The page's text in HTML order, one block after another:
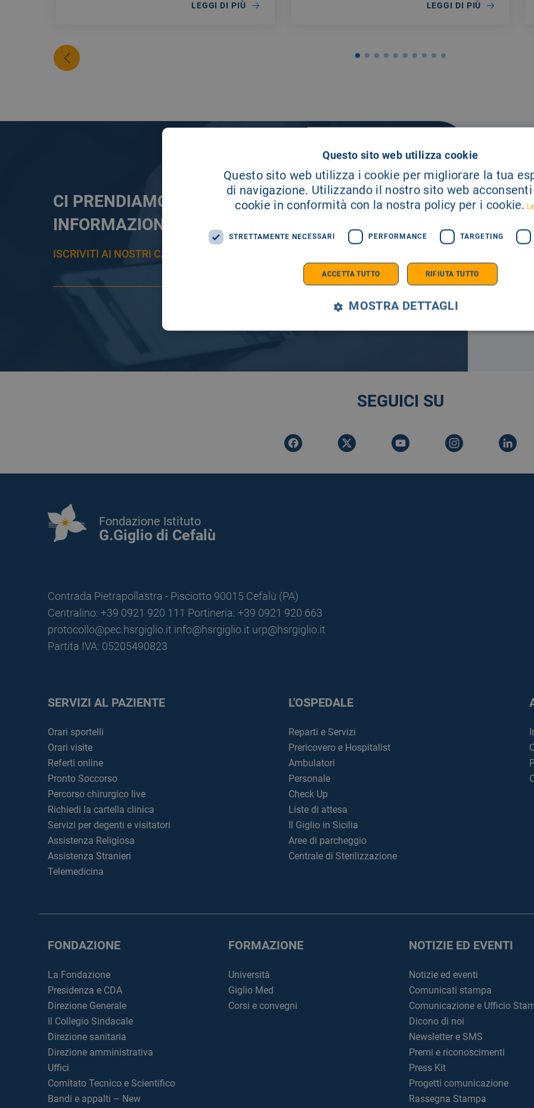
LEGGI DI PIÙ LEGGI DI PIÙ
CI PRENDIAMO CURA DELLA TUA
INFORMAZIONE
ISCRIVITI AI NOSTRI CANALI PER RESTARE SEMPRE AGGIORNATO
SEGUICI SU
Fondazione Istituto
G.Giglio di Cefalù
Contrada Pietrapollastra - Pisciotto 90015 Cefalù (PA)
Centralino: +39 0921 920 111 Portineria: +39 0921 920 663
protocollo@pec.hsrgiglio.it info@hsrgiglio.it urp@hsrgiglio.it
Partita IVA: 05205490823
SERVIZI AL PAZIENTE
Orari sportelli
Orari visite
Referti online
Pronto Soccorso
Percorso chirurgico live
Richiedi la cartella clinica
Servizi per degenti e visitatori
Assistenza Religiosa
Assistenza Stranieri
Telemedicina
L'OSPEDALE
Reparti e Servizi
Prericovero e Hospitalist
Ambulatori
Personale
Check Up
Liste di attesa
Il Giglio in Sicilia
Aree di parcheggio
Centrale di Sterilizzazione
FONDAZIONE
La Fondazione
Presidenza e CDA
Direzione Generale
Il Collegio Sindacale
Direzione sanitaria
Direzione amministrativa
Uffici
Comitato Tecnico e Scientifico
Bandi e appalti – New
FORMAZIONE
Università
Giglio Med
Corsi e convegni
NOTIZIE ED EVENTI
Notizie ed eventi
Comunicati stampa
Comunicazione e Ufficio
Dicono di noi
Newsletter e SMS
Premi e riconoscimenti
Press Kit
Progetti comunicazione
Rassegna Stampa
Questo sito web utilizza cookie
Questo sito web utilizza i cookie per migliorare la tua
di navigazione. Utilizzando il nostro sito web
cookie in conformità con la nostra policy per i cookie.
STRETTAMENTE NECESSARI PERFORMANCE TARGETING
ACCETTA TUTTO RIFIUTA TUTTO
MOSTRA DETTAGLI